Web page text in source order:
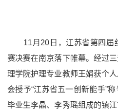
11月20日，江苏省第四届
赛决赛在南京落下帷幕。经过
理学院护理专业教师王娟获个
会授予“江苏省五一创新能手”
毕业生李晶、李秀瑶组成的镇